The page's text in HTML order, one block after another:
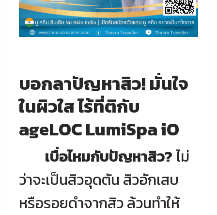
บอกลาปัญหาสิว! มั่นใจ
ในผิวใส ไร้ที่ติกับ
ageLOC LumiSpa iO
เบื่อไหมกับปัญหาสิว?ไม่
ว่าจะเป็นสิวอุดตัน สิวอักเสบ
หรือรอยดำจากสิว ล้วนทำให้